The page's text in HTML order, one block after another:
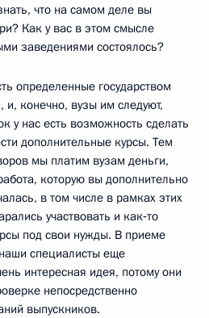
что на самом деле вы
Как у вас в этом смысле
заведениями состоялось?
определенные государством
конечно, вузы им следуют,
у нас есть возможность сделать
дополнительные курсы. Тем
мы платим вузам деньги,
которую вы дополнительно
в том числе в рамках этих
участвовать и как‑то
под свои нужды. В приеме
специалисты еще
интересная идея, потому они
непосредственно
выпускников.